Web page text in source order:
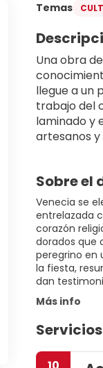
Temas
Una obra
llegue a un
trabajo del
laminado y
artesanos
Sobre el
Venecia se
entrelazada
corazón
dorados que
peregrino en
la fiesta,
dan
Más info